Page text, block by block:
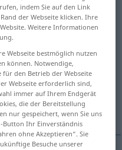
antippen)
guter
indem Sie auf den Link
der Webseite klicken. Ihre
Weitere Informationen
Webseite bestmöglich nutzen
können. Notwendige,
den Betrieb der Webseite
Webseite erforderlich sind,
immer auf Ihrem Endgerät
die der Bereitstellung
nur gespeichert, wenn Sie uns
Button Ihr Einverständnis
ohne Akzeptieren“. Sie
Besuche unserer